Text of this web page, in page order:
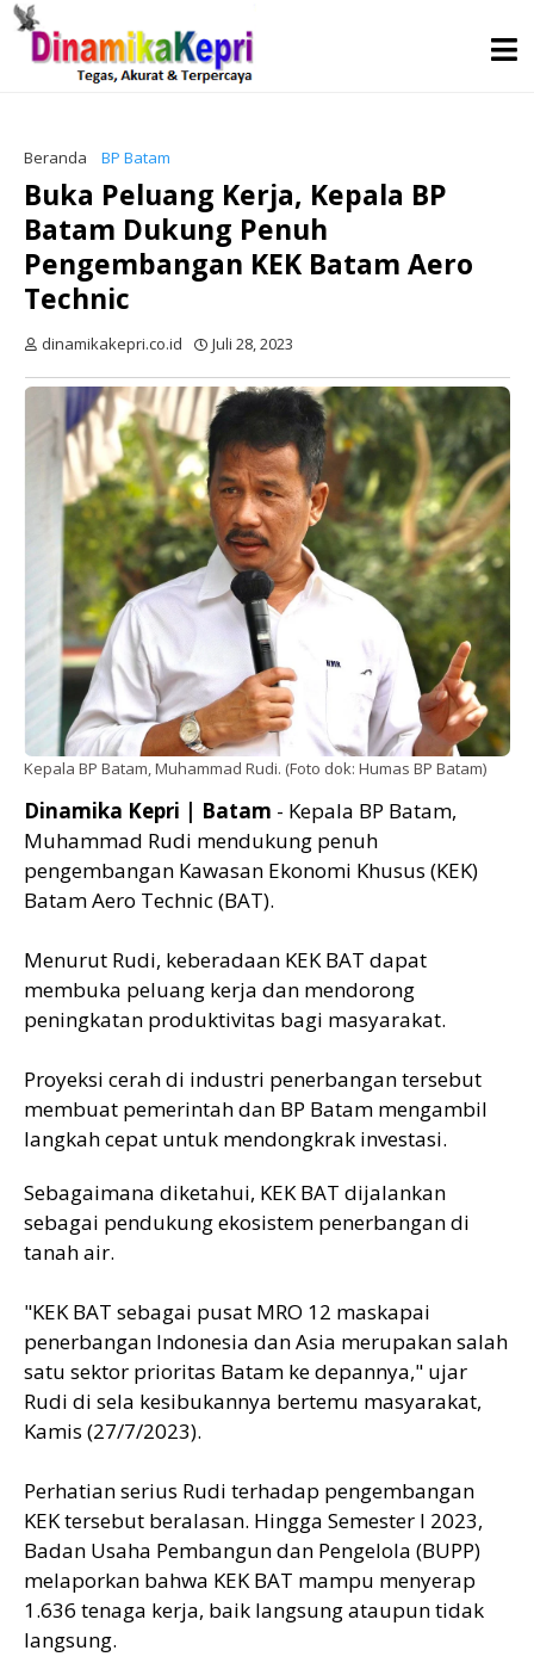
Beranda BP Batam
Buka Peluang Kerja, Kepala BP
Batam Dukung Penuh
Pengembangan KEK Batam Aero
Technic
dinamikakepri.co.id Juli 28, 2023
Kepala BP Batam, Muhammad Rudi. (Foto dok: Humas BP Batam)
Dinamika Kepri | Batam - Kepala BP Batam,
Muhammad Rudi mendukung penuh
pengembangan Kawasan Ekonomi Khusus (KEK)
Batam Aero Technic (BAT).
Menurut Rudi, keberadaan KEK BAT dapat
membuka peluang kerja dan mendorong
peningkatan produktivitas bagi masyarakat.
Proyeksi cerah di industri penerbangan tersebut
membuat pemerintah dan BP Batam mengambil
langkah cepat untuk mendongkrak investasi.
Sebagaimana diketahui, KEK BAT dijalankan
sebagai pendukung ekosistem penerbangan di
tanah air.
"KEK BAT sebagai pusat MRO 12 maskapai
penerbangan Indonesia dan Asia merupakan salah
satu sektor prioritas Batam ke depannya," ujar
Rudi di sela kesibukannya bertemu masyarakat,
Kamis (27/7/2023).
Perhatian serius Rudi terhadap pengembangan
KEK tersebut beralasan. Hingga Semester I 2023,
Badan Usaha Pembangun dan Pengelola (BUPP)
melaporkan bahwa KEK BAT mampu menyerap
1.636 tenaga kerja, baik langsung ataupun tidak
langsung.